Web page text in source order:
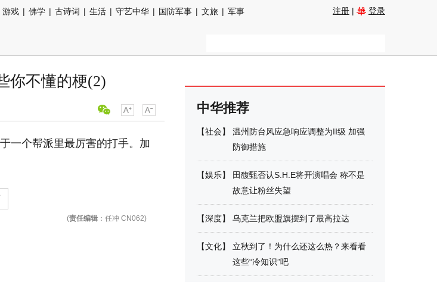
游戏 | 佛学 | 古诗词 | 生活 | 守艺中华 | 国防军事 | 文旅 | 军事
注册 | 登录
你不懂的梗(2)
一个帮派里最厉害的打手。加
(责任编辑 ：任冲 CN062)
中华推荐
【社会】
温州防台风应急响应调整为II级 加强
防御措施
【娱乐】
田馥甄否认S.H.E将开演唱会 称不是
故意让粉丝失望
【深度】 乌克兰把欧盟旗摆到了最高拉达
【文化】
立秋到了！为什么还这么热？来看看
这些“冷知识”吧